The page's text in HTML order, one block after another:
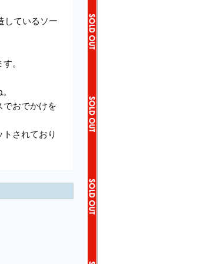
しているソー
。
でおでかけを
されており